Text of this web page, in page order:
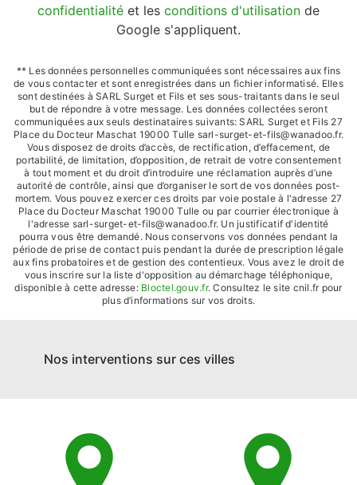
confidentialité et les conditions d'utilisation de
Google s'appliquent.
** Les données personnelles communiquées sont nécessaires aux fins
de vous contacter et sont enregistrées dans un fichier informatisé. Elles
sont destinées à SARL Surget et Fils et ses sous-traitants dans le seul
but de répondre à votre message. Les données collectées seront
communiquées aux seuls destinataires suivants: SARL Surget et Fils 27
Place du Docteur Maschat 19000 Tulle sarl-surget-et-fils@wanadoo.fr.
Vous disposez de droits d’accès, de rectification, d’effacement, de
portabilité, de limitation, d’opposition, de retrait de votre consentement
à tout moment et du droit d’introduire une réclamation auprès d’une
autorité de contrôle, ainsi que d’organiser le sort de vos données post-
mortem. Vous pouvez exercer ces droits par voie postale à l'adresse 27
Place du Docteur Maschat 19000 Tulle ou par courrier électronique à
l'adresse sarl-surget-et-fils@wanadoo.fr. Un justificatif d'identité
pourra vous être demandé. Nous conservons vos données pendant la
période de prise de contact puis pendant la durée de prescription légale
aux fins probatoires et de gestion des contentieux. Vous avez le droit de
vous inscrire sur la liste d'opposition au démarchage téléphonique,
disponible à cette adresse: Bloctel.gouv.fr. Consultez le site cnil.fr pour
plus d’informations sur vos droits.
Nos interventions sur ces villes